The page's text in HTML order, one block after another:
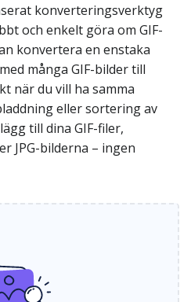
konverteringsverktyg
och enkelt göra om GIF-
konvertera en enstaka
många GIF-bilder till
när du vill ha samma
eller sortering av
till dina GIF-filer,
JPG-bilderna – ingen